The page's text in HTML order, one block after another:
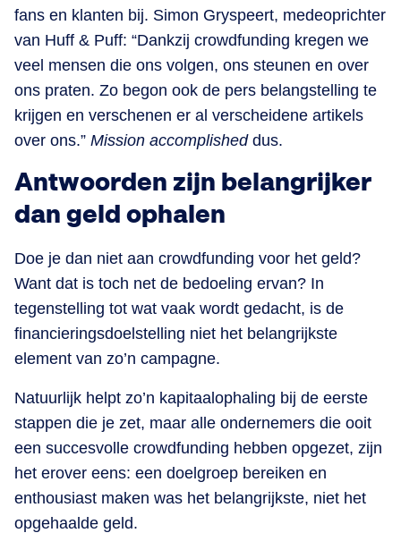
fans en klanten bij. Simon Gryspeert, medeoprichter
van Huff & Puff: “Dankzij crowdfunding kregen we
veel mensen die ons volgen, ons steunen en over
ons praten. Zo begon ook de pers belangstelling te
krijgen en verschenen er al verscheidene artikels
over ons.” Mission accomplisheddus.
Antwoorden zijn belangrijker
dan geld ophalen
Doe je dan niet aan crowdfunding voor het geld?
Want dat is toch net de bedoeling ervan? In
tegenstelling tot wat vaak wordt gedacht, is de
financieringsdoelstelling niet het belangrijkste
element van zo’n campagne.
Natuurlijk helpt zo’n kapitaalophaling bij de eerste
stappen die je zet, maar alle ondernemers die ooit
een succesvolle crowdfunding hebben opgezet, zijn
het erover eens: een doelgroep bereiken en
enthousiast maken was het belangrijkste, niet het
opgehaalde geld.